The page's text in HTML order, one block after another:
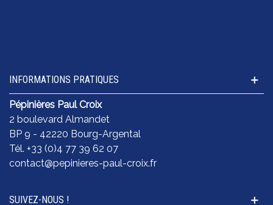
INFORMATIONS PRATIQUES
Pépinières Paul Croix
2 boulevard Almandet
BP 9 - 42220 Bourg-Argental
Tél. +33 (0)4 77 39 62 07
contact@pepinieres-paul-croix.fr
SUIVEZ-NOUS !